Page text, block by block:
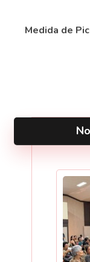
Medida de